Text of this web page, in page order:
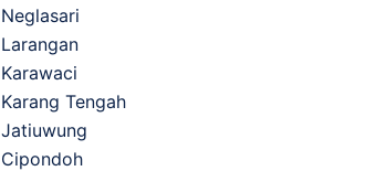
Neglasari
Larangan
Karawaci
Karang Tengah
Jatiuwung
Cipondoh